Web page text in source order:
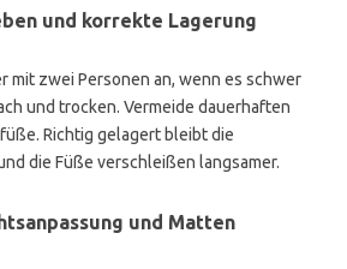
und korrekte Lagerung
mit zwei Personen an, wenn es schwer
und trocken. Vermeide dauerhaften
Richtig gelagert bleibt die
die Füße verschleißen langsamer.
und Matten